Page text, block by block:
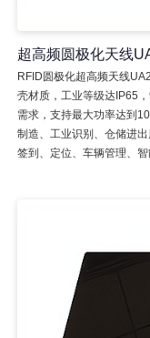
超高频圆极化天线
RFID圆极化超高频天线
壳材质，工业等级达IP65
需求，支持最大功率达到
制造、工业识别、仓储进
签到、定位、车辆管理、